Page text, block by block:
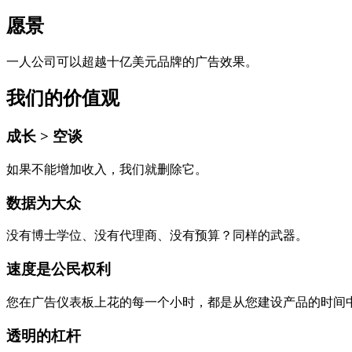
愿景
一人公司可以超越十亿美元品牌的广告效果。
我们的价值观
成长 > 空谈
如果不能增加收入，我们就删除它。
数据为大众
没有博士学位、没有代理商、没有预算？同样的武器。
速度是公民权利
您在广告仪表板上花的每一个小时，都是从您建设产品的时间
透明的杠杆